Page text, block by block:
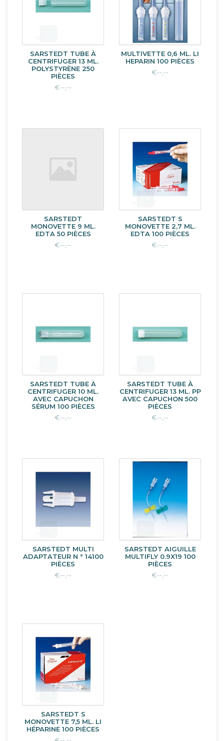
SARSTEDT TUBE À
CENTRIFUGER 13 ML.
POLYSTYRÈNE 250
PIÈCES
€--,--
MULTIVETTE 0,6 ML. LI
HEPARIN 100 PIÈCES
€--,--
SARSTEDT
MONOVETTE 9 ML.
EDTA 50 PIÈCES
€--,--
SARSTEDT S
MONOVETTE 2,7 ML.
EDTA 100 PIÈCES
€--,--
SARSTEDT TUBE À
CENTRIFUGER 10 ML.
AVEC CAPUCHON
SÉRUM 100 PIÈCES
€--,--
SARSTEDT TUBE À
CENTRIFUGER 13 ML. PP
AVEC CAPUCHON 500
PIÈCES
€--,--
SARSTEDT MULTI
ADAPTATEUR N ° 14100
PIÈCES
€--,--
SARSTEDT AIGUILLE
MULTIFLY 0.9X19 100
PIÈCES
€--,--
SARSTEDT S
MONOVETTE 7,5 ML. LI
HÉPARINE 100 PIÈCES